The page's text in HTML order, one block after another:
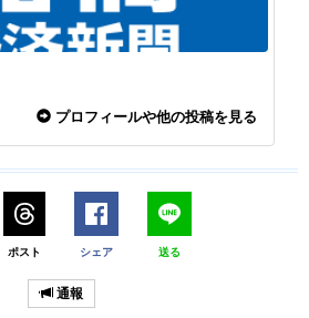
プロフィールや他の投稿を見る
ポスト シェア 送る
通報